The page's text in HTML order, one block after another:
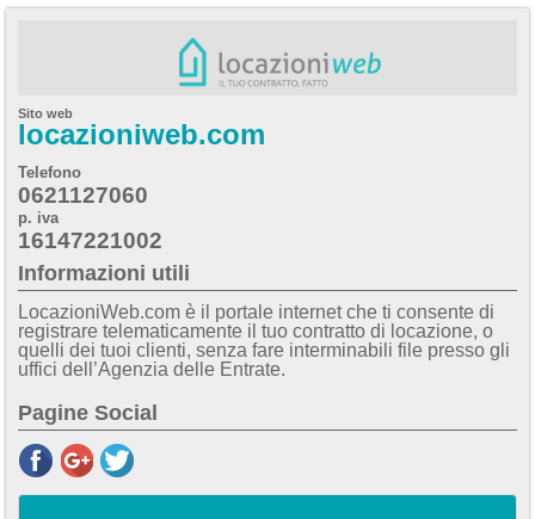
Sito web
locazioniweb.com
Telefono
0621127060
p. iva
16147221002
Informazioni utili
LocazioniWeb.com è il portale internet che ti consente di
registrare telematicamente il tuo contratto di locazione, o
quelli dei tuoi clienti, senza fare interminabili file presso gli
uffici dell’Agenzia delle Entrate.
Pagine Social